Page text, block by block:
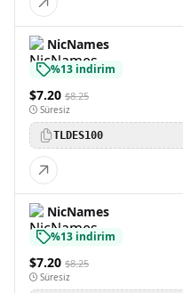
NicNames
%13 indirim
$7.20 $8.25
Süresiz
TLDES100
NicNames
%13 indirim
$7.20 $8.25
Süresiz